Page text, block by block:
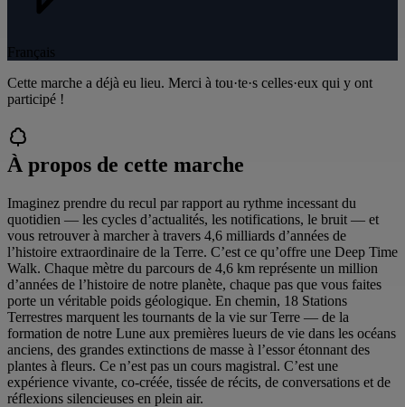
Français
Cette marche a déjà eu lieu. Merci à tou·te·s celles·eux qui y ont
participé !
À propos de cette marche
Imaginez prendre du recul par rapport au rythme incessant du
quotidien — les cycles d’actualités, les notifications, le bruit — et
vous retrouver à marcher à travers 4,6 milliards d’années de
l’histoire extraordinaire de la Terre. C’est ce qu’offre une Deep Time
Walk. Chaque mètre du parcours de 4,6 km représente un million
d’années de l’histoire de notre planète, chaque pas que vous faites
porte un véritable poids géologique. En chemin, 18 Stations
Terrestres marquent les tournants de la vie sur Terre — de la
formation de notre Lune aux premières lueurs de vie dans les océans
anciens, des grandes extinctions de masse à l’essor étonnant des
plantes à fleurs. Ce n’est pas un cours magistral. C’est une
expérience vivante, co-créée, tissée de récits, de conversations et de
réflexions silencieuses en plein air.